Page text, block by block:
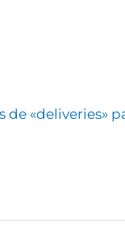
de «deliveries»